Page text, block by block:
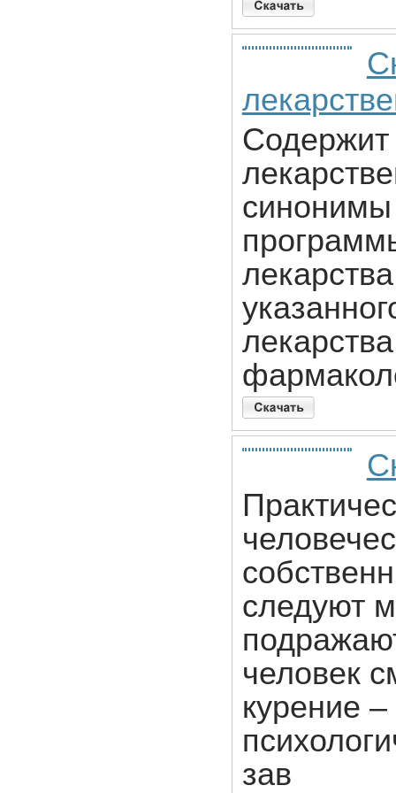
следуют
человек
курение
зав